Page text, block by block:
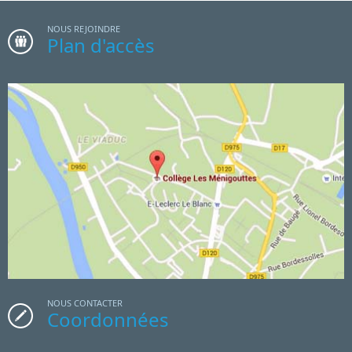
NOUS REJOINDRE
Plan d'accès
NOUS CONTACTER
Coordonnées